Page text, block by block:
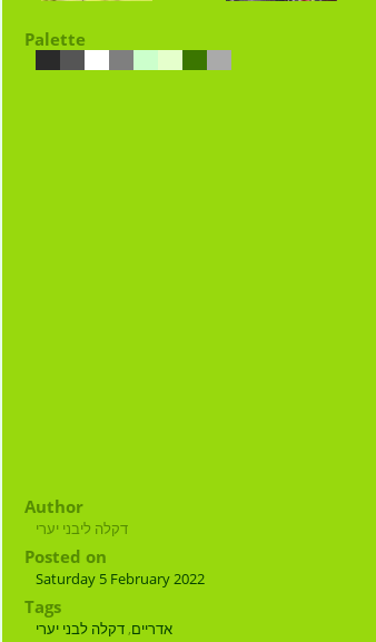
Palette
Author
דקלה ליבני יערי
Posted on
Saturday 5 February 2022
Tags
אדריים, דקלה לבני יערי